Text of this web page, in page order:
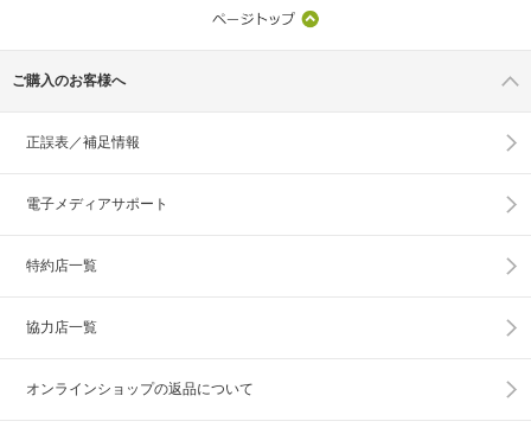
ご購入のお客様へ
正誤表／補足情報
電子メディアサポート
特約店一覧
協力店一覧
オンラインショップの返品について